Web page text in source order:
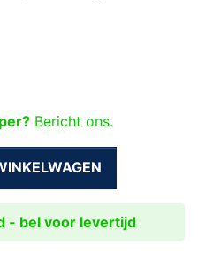
Bericht ons.
- bel voor levertijd